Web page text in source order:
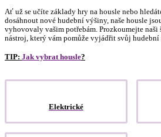
Ať už se učíte základy hry na housle nebo
dosáhnout nové hudební výšiny, naše housle
vyhovovaly vašim potřebám. Prozkoumejte
nástroj, který vám pomůže vyjádřit svůj hudební
TIP: Jak vybrat housle?
Elektrické